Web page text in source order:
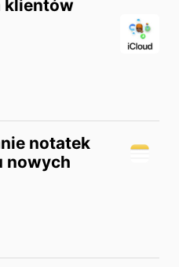
klientów
notatek
nowych